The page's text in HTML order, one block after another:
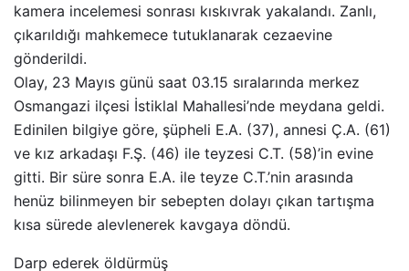
kamera incelemesi sonrası kıskıvrak yakalandı. Zanlı,
çıkarıldığı mahkemece tutuklanarak cezaevine
gönderildi.
Olay, 23 Mayıs günü saat 03.15 sıralarında merkez
Osmangazi ilçesi İstiklal Mahallesi’nde meydana geldi.
Edinilen bilgiye göre, şüpheli E.A. (37), annesi Ç.A. (61)
ve kız arkadaşı F.Ş. (46) ile teyzesi C.T. (58)’in evine
gitti. Bir süre sonra E.A. ile teyze C.T.’nin arasında
henüz bilinmeyen bir sebepten dolayı çıkan tartışma
kısa sürede alevlenerek kavgaya döndü.
Darp ederek öldürmüş